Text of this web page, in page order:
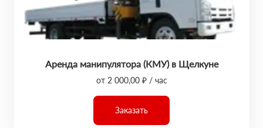
Аренда манипулятора (КМУ) в Щелкуне
от 2 000,00 ₽ / час
Заказать